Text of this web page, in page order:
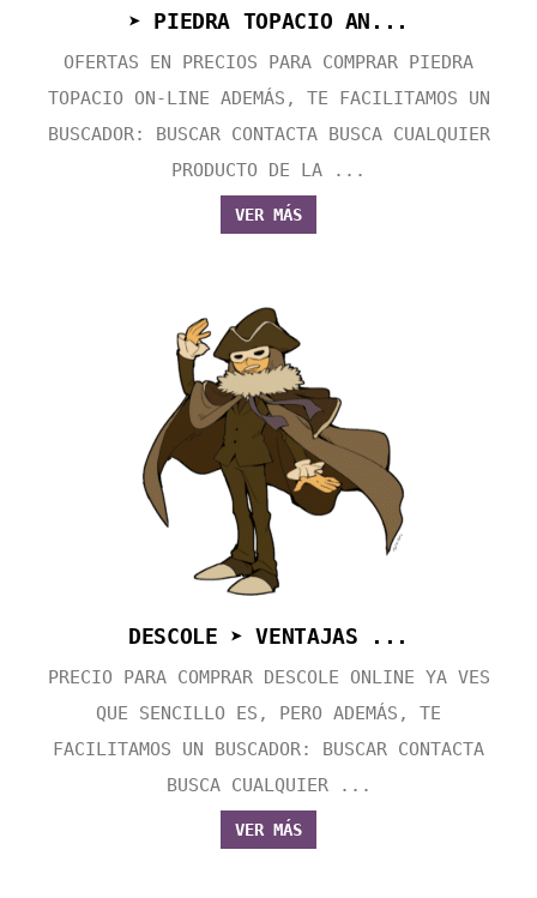
➤ PIEDRA TOPACIO AN...
OFERTAS EN PRECIOS PARA COMPRAR PIEDRA
TOPACIO ON-LINE ADEMÁS, TE FACILITAMOS UN
BUSCADOR: BUSCAR CONTACTA BUSCA CUALQUIER
PRODUCTO DE LA ...
VER MÁS
DESCOLE ➤ VENTAJAS ...
PRECIO PARA COMPRAR DESCOLE ONLINE YA VES
QUE SENCILLO ES, PERO ADEMÁS, TE
FACILITAMOS UN BUSCADOR: BUSCAR CONTACTA
BUSCA CUALQUIER ...
VER MÁS